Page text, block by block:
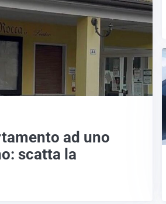
ad uno
scatta la